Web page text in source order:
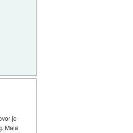
je
Mala